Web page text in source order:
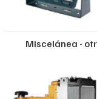
Miscelánea -